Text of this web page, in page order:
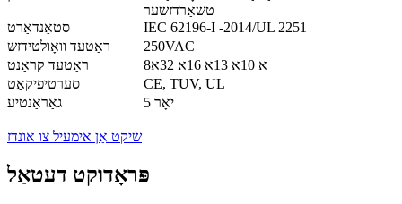
טשאַרדזשער
סטאַנדאַרט
IEC 62196-I -2014/UL 2251
ראַטעד וואָולטידזש
250VAC
ראַטעד קראַנט
8א 10א 13א 16א 32א
סערטיפיקאַט
CE, TUV, UL
גאַראַנטיע
5 יאָר
שיקט אַן אימעיל צו אונדז
פּראָדוקט דעטאַל